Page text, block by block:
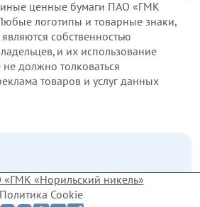
иные ценные бумаги ПАО «ГМК
логотипы и товарные знаки,
собственностью
и их использование
должно толковаться
товаров и услуг данных
«Норильский никель»
Политика Cookie